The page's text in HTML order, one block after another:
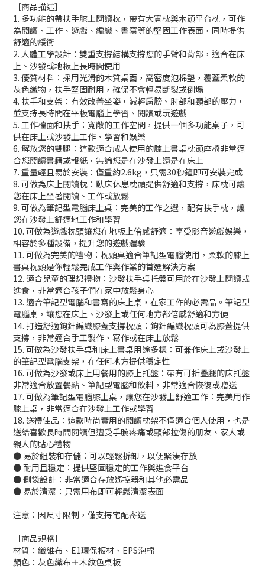
［商品描述］
1. 多功能的帶扶手膝上閱讀枕，帶有大寬枕與木頭平台枕，可作
為閱讀、工作、遊戲、編織、書寫等的堅固工作表面，同時提供
舒適的緩衝
2. 人體工學設計：雙重支撐結構支撐您的手臂和背部，適合在床
上、沙發或地板上長時間使用
3. 優質材料：採用光滑的木質桌面，高密度泡棉墊，覆蓋柔軟的
灰色織物，扶手堅固耐用，確保不會輕易斷裂或倒塌
4. 扶手和支架：有效改善坐姿，減輕肩膀、肘部和頸部的壓力，
並支持長時間在平板電腦上學習、閱讀或玩遊戲
5. 工作檯面和扶手：寬敞的工作空間，提供一個多功能桌子，可
供在床上或沙發上工作、學習和娛樂
6. 解放您的雙腿：這款適合成人使用的膝上書桌枕頭座椅非常適
合您閱讀書籍或報紙，無論您是在沙發上還是在床上
7. 重量輕且易於安裝：僅重約2.6kg，只需30秒鐘即可安裝完成
8. 可做為床上閱讀枕：臥床休息枕頭提供舒適和支撐，床枕可讓
您在床上坐著閱讀、工作或放鬆
9. 可做為筆記型電腦床上桌：完美的工作之選，配有扶手枕，讓
您在沙發上舒適地工作和學習
10. 可做為遊戲枕頭讓您在地板上倍感舒適：享受影音遊戲娛樂，
相容於多種設備，提升您的遊戲體驗
11. 可做為完美的禮物：枕頭桌適合筆記型電腦使用，柔軟的膝上
書桌枕頭是你輕鬆完成工作與作業的首選解決方案
12. 適合兒童的理想禮物：沙發扶手桌托盤可用於在沙發上閱讀或
進食，非常適合孩子們在家中放鬆身心
13. 適合筆記型電腦和書寫的床上桌，在家工作的必需品。筆記型
電腦桌，讓您在床上、沙發上或任何地方都倍感舒適和方便
14. 打造舒適鉤針編織膝蓋支撐枕頭：鉤針編織枕頭可為膝蓋提供
支撐，非常適合手工製作、寫作或在床上放鬆
15. 可做為沙發扶手桌和床上書桌用途多樣：可兼作床上或沙發上
的筆記型電腦支架，在任何地方提供穩定性
16. 可做為沙發或床上用餐用的膝上托盤：帶有可折疊腿的床托盤
非常適合放置餐點、筆記型電腦和飲料，非常適合恢復或贈送
17. 可做為筆記型電腦膝上桌，讓您在沙發上舒適工作：完美用作
膝上桌，非常適合在沙發上工作或學習
18. 送禮佳品：這款時尚實用的閱讀枕架不僅適合個人使用，也是
送給喜歡長時間閱讀但遭受手腕疼痛或頸部拉傷的朋友、家人或
親人的貼心禮物
● 易於組裝和存儲：可以輕鬆拆卸，以便緊湊存放
● 耐用且穩定：提供堅固穩定的工作與進食平台
● 側袋設計：非常適合存放遙控器和其他必需品
● 易於清潔：只需用布即可輕鬆清潔表面
注意：因尺寸限制，僅支持宅配寄送
［商品規格］
材質：纖維布、E1環保板材、EPS泡棉
顏色：灰色織布＋木紋色桌板